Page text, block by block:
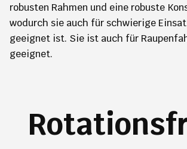
robusten Rahmen und eine robuste
wodurch sie auch für schwierige
geeignet ist. Sie ist auch für
geeignet.